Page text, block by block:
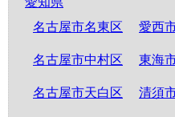
名古屋市名東区
愛西
名古屋市中村区 東海
名古屋市天白区 清須